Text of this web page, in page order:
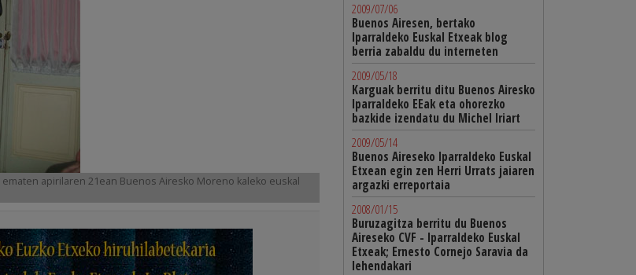
apirilaren 21ean Buenos Airesko Moreno kaleko euskal
2009/07/06
Buenos Airesen, bertako
Iparraldeko Euskal Etxeak blog
berria zabaldu du interneten
2009/05/18
Karguak berritu ditu Buenos Airesko
Iparraldeko EEak eta ohorezko
bazkide izendatu du Michel Iriart
2009/05/14
Buenos Aireseko Iparraldeko Euskal
Etxean egin zen Herri Urrats jaiaren
argazki erreportaia
2008/01/15
Buruzagitza berritu du Buenos
Aireseko CVF - Iparraldeko Euskal
Etxeak; Ernesto Cornejo Saravia da
lehendakari